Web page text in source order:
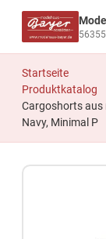
Startseite
Produktkatalog
Cargoshorts aus
Navy, Minimal P